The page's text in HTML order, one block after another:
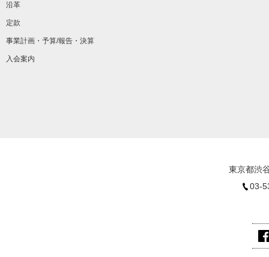
沿革
定款
事業計画・予算/報告・決算
入会案内
東京都渋
03-